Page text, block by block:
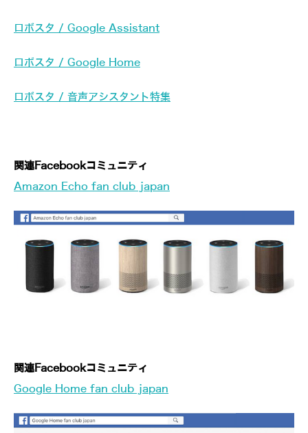
ロボスタ / Google Assistant
ロボスタ / Google Home
ロボスタ / 音声アシスタント特集
関連Facebookコミュニティ
Amazon Echo fan club japan
関連Facebookコミュニティ
Google Home fan club japan